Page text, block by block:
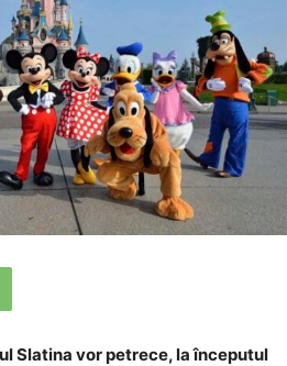
Slatina vor petrece, la începutul